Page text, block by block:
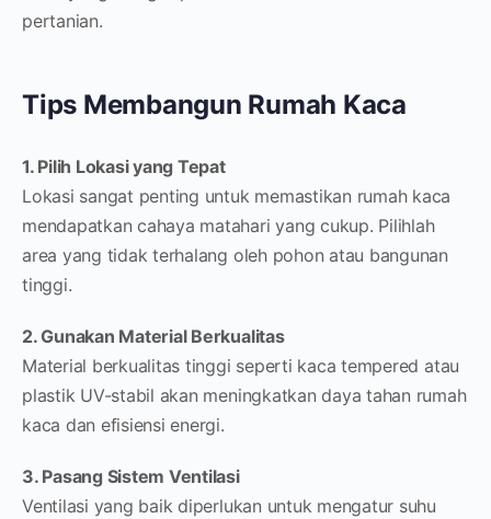
pertanian.
Tips Membangun Rumah Kaca
1. Pilih Lokasi yang Tepat
Lokasi sangat penting untuk memastikan rumah kaca
mendapatkan cahaya matahari yang cukup. Pilihlah
area yang tidak terhalang oleh pohon atau bangunan
tinggi.
2. Gunakan Material Berkualitas
Material berkualitas tinggi seperti kaca tempered atau
plastik UV-stabil akan meningkatkan daya tahan rumah
kaca dan efisiensi energi.
3. Pasang Sistem Ventilasi
Ventilasi yang baik diperlukan untuk mengatur suhu